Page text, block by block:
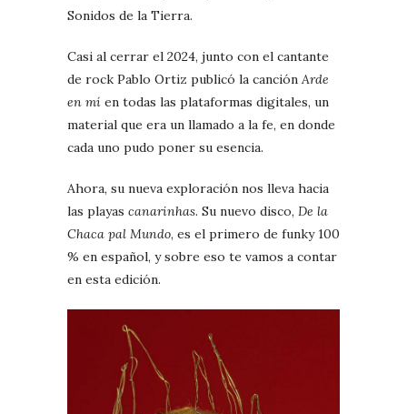
Sonidos de la Tierra.
Casi al cerrar el 2024, junto con el cantante
de rock Pablo Ortiz publicó la canción Arde
en mí en todas las plataformas digitales, un
material que era un llamado a la fe, en donde
cada uno pudo poner su esencia.
Ahora, su nueva exploración nos lleva hacia
las playas canarinhas. Su nuevo disco, De la
Chaca pal Mundo, es el primero de funky 100
% en español, y sobre eso te vamos a contar
en esta edición.